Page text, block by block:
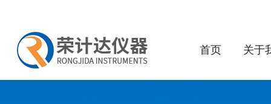
首页 关于